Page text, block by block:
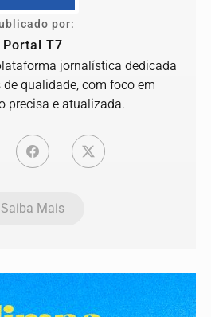
por:
Portal T7
jornalística dedicada
qualidade, com foco em
precisa e atualizada.
Saiba Mais